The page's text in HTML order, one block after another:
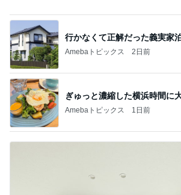
ぎゅっと濃縮した横浜時間に
Amebaトピックス 1日前